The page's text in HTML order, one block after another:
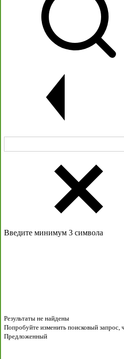
Введите минимум 3 символа
Результаты не найдены
Попробуйте изменить поисковый запрос,
Предложенный